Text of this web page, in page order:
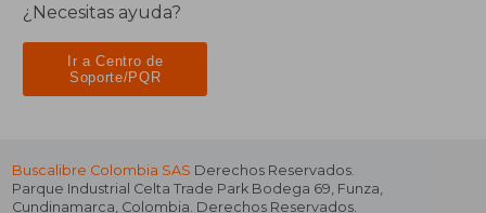
¿Necesitas ayuda?
Ir a Centro de
Soporte/PQR
Buscalibre Colombia SAS Derechos Reservados.
Parque Industrial Celta Trade Park Bodega 69 Funza
Cundinamarca Colombia . Derechos Reservados.